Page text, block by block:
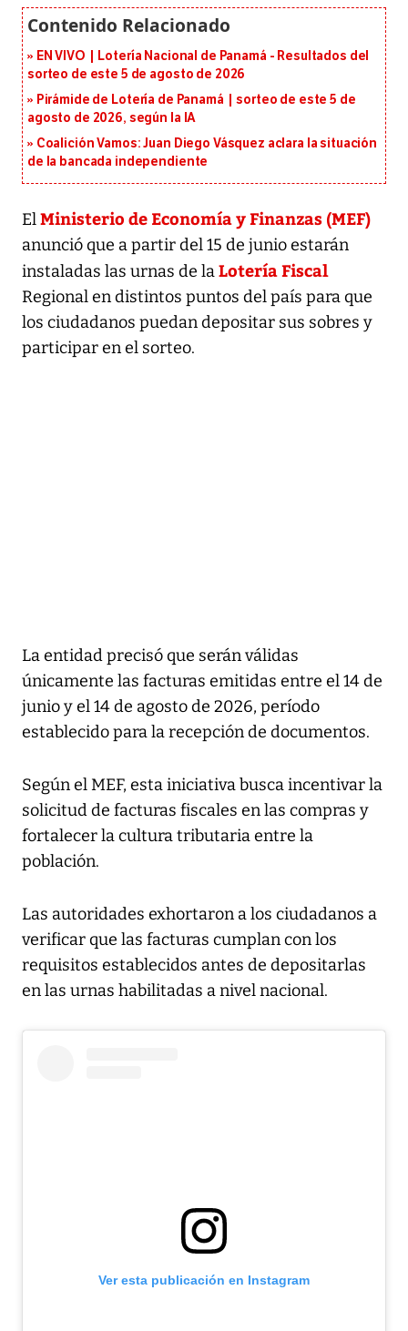
EN VIVO | Lotería Nacional de Panamá - Resultados del
sorteo de este 5 de agosto de 2026
Pirámide de Lotería de Panamá | sorteo de este 5 de
agosto de 2026, según la IA
Coalición Vamos: Juan Diego Vásquez aclara la situación
de la bancada independiente
ElMinisterio de Economía y Finanzas (MEF)
anunció que a partir del 15 de junio estarán
instaladas las urnas de laLotería Fiscal
Regional en distintos puntos del país para que
los ciudadanos puedan depositar sus sobres y
participar en el sorteo.
La entidad precisó que serán válidas
únicamente las facturas emitidas entre el 14 de
junio y el 14 de agosto de 2026, período
establecido para la recepción de documentos.
Según el MEF, esta iniciativa busca incentivar la
solicitud de facturas fiscales en las compras y
fortalecer la cultura tributaria entre la
población.
Las autoridades exhortaron a los ciudadanos a
verificar que las facturas cumplan con los
requisitos establecidos antes de depositarlas
en las urnas habilitadas a nivel nacional.
Ver esta publicación en Instagram